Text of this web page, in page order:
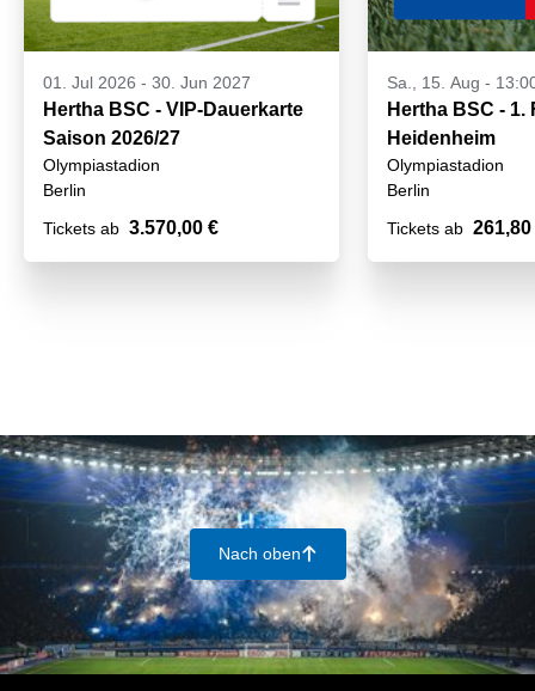
01. Jul 2026 - 30. Jun 2027
Hertha BSC - VIP-Dauerkarte
Saison 2026/27
Olympiastadion
Berlin
Tickets ab 3.570,00 €
Sa., 15. Aug -
Hertha BSC - 1.
Heidenheim
Olympiastadion
Berlin
Tickets ab 261,80
Nach oben􀄨